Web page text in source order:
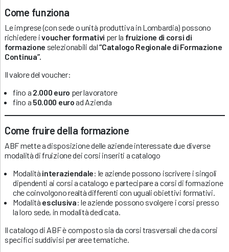
Come funziona
Le imprese (con sede o unità produttiva in Lombardia) possono
richiedere ivoucher formativi per la fruizione di corsi di
formazione selezionabili dal“Catalogo Regionale di Formazione
Continua”.
Il valore del voucher:
fino a 2.000 euro per lavoratore
fino a 50.000 euroad Azienda
Come fruire della formazione
ABF mette a disposizione delle aziende interessate due diverse
modalità di fruizione dei corsi inseriti a catalogo
Modalità interaziendale: le aziende possono iscrivere i singoli
dipendenti ai corsi a catalogo e partecipare a corsi di formazione
che coinvolgono realtà differenti con uguali obiettivi formativi.
Modalità esclusiva: le aziende possono svolgere i corsi presso
la loro sede, in modalità dedicata.
Il catalogo di ABF è composto sia da corsi trasversali che da corsi
specifici suddivisi per aree tematiche.